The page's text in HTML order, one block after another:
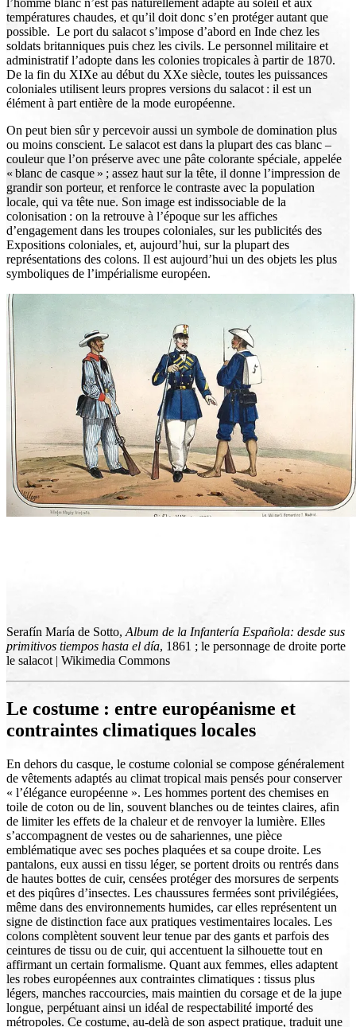
l’homme blanc n’est pas naturellement adapté au soleil et aux
températures chaudes, et qu’il doit donc s’en protéger autant que
possible. Le port du salacot s’impose d’abord en Inde chez les
soldats britanniques puis chez les civils. Le personnel militaire et
administratif l’adopte dans les colonies tropicales à partir de 1870.
De la fin du XIXe au début du XXe siècle, toutes les puissances
coloniales utilisent leurs propres versions du salacot : il est un
élément à part entière de la mode européenne.
On peut bien sûr y percevoir aussi un symbole de domination plus
ou moins conscient. Le salacot est dans la plupart des cas blanc –
couleur que l’on préserve avec une pâte colorante spéciale, appelée
« blanc de casque » ; assez haut sur la tête, il donne l’impression de
grandir son porteur, et renforce le contraste avec la population
locale, qui va tête nue. Son image est indissociable de la
colonisation : on la retrouve à l’époque sur les affiches
d’engagement dans les troupes coloniales, sur les publicités des
Expositions coloniales, et, aujourd’hui, sur la plupart des
représentations des colons. Il est aujourd’hui un des objets les plus
symboliques de l’impérialisme européen.
Serafín María de Sotto,Album de la Infantería Española: desde sus
primitivos tiempos hasta el día, 1861 ; le personnage de droite porte
le salacot | Wikimedia Commons
Le costume : entre européanisme et
contraintes climatiques locales
En dehors du casque, le costume colonial se compose généralement
de vêtements adaptés au climat tropical mais pensés pour conserver
« l’élégance européenne ». Les hommes portent des chemises en
toile de coton ou de lin, souvent blanches ou de teintes claires, afin
de limiter les effets de la chaleur et de renvoyer la lumière. Elles
s’accompagnent de vestes ou de sahariennes, une pièce
emblématique avec ses poches plaquées et sa coupe droite. Les
pantalons, eux aussi en tissu léger, se portent droits ou rentrés dans
de hautes bottes de cuir, censées protéger des morsures de serpents
et des piqûres d’insectes. Les chaussures fermées sont privilégiées,
même dans des environnements humides, car elles représentent un
signe de distinction face aux pratiques vestimentaires locales. Les
colons complètent souvent leur tenue par des gants et parfois des
ceintures de tissu ou de cuir, qui accentuent la silhouette tout en
affirmant un certain formalisme. Quant aux femmes, elles adaptent
les robes européennes aux contraintes climatiques : tissus plus
légers, manches raccourcies, mais maintien du corsage et de la jupe
longue, perpétuant ainsi un idéal de respectabilité importé des
métropoles. Ce costume, au-delà de son aspect pratique, traduit une